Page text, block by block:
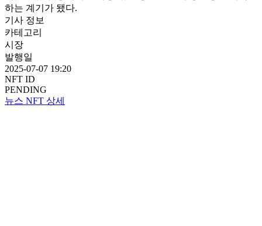
하는 계기가 됐다.
기사 정보
카테고리
시장
발행일
2025-07-07 19:20
NFT ID
PENDING
뉴스 NFT 상세